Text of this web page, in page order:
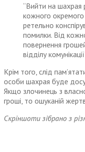
“Вийти на шахрая
кожного
ретельно
помилки. Від
повернення
відділу
Крім того, слід
особи шахрая буде
Якщо злочинець з
гроші, то ошуканій
Скріншоти зібрано з